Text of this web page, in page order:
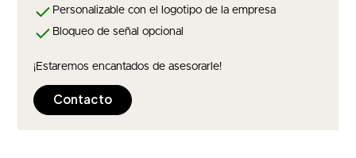
Personalizable con el logotipo de la empresa
Bloqueo de señal opcional
¡Estaremos encantados de asesorarle!
Contacto